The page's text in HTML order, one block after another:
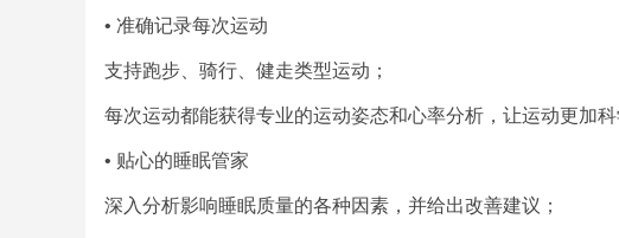
• 准确记录每次运动
支持跑步、骑行、健走类型运动；
每次运动都能获得专业的运动姿态和心率分析，让运动更加科
• 贴心的睡眠管家
深入分析影响睡眠质量的各种因素，并给出改善建议；